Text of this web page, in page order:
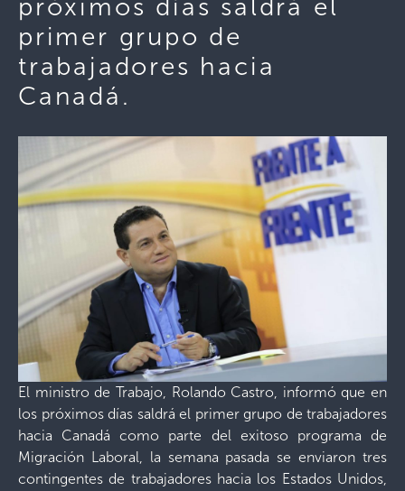
próximos días saldrá el
primer grupo de
trabajadores hacia
Canadá.
El ministro de Trabajo, Rolando Castro, informó que en
los próximos días saldrá el primer grupo de trabajadores
hacia Canadá como parte del exitoso programa de
Migración Laboral, la semana pasada se enviaron tres
contingentes de trabajadores hacia los Estados Unidos,